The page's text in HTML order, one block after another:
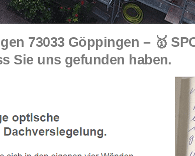
73033 Göppingen – 🥇
Sie uns gefunden haben.